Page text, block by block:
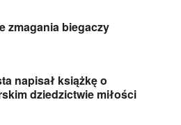
zmagania biegaczy
napisał książkę o
dziedzictwie miłości